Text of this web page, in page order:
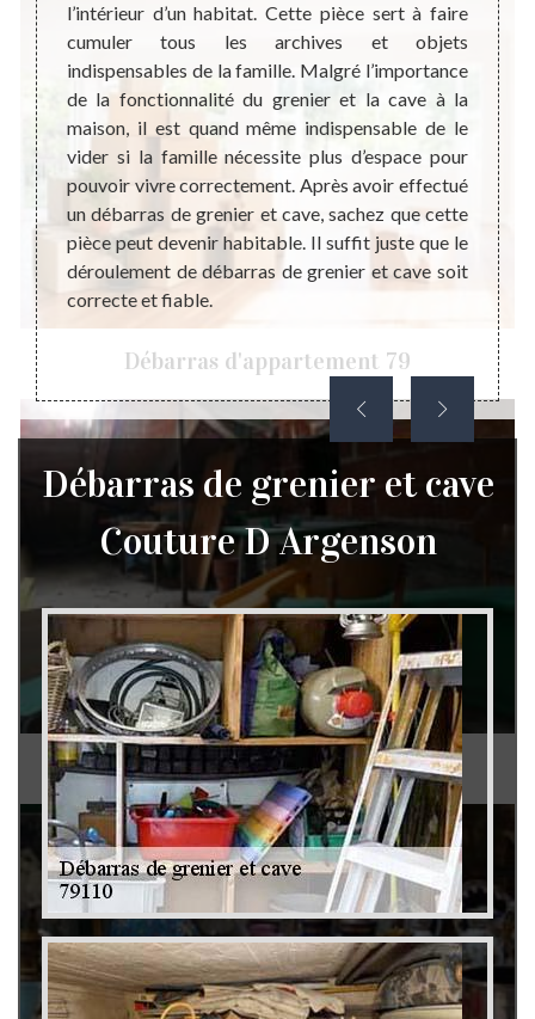
Débarras d'appartement 79
Débarras de grenier et cave 79
une
le
ne
à
un
une
de
une
de
en
de
l’intérieur d’un habitat. Cette pièce sert à faire
cumuler tous les archives et objets
indispensables de la famille. Malgré l’importance
de la fonctionnalité du grenier et la cave à la
maison, il est quand même indispensable de le
vider si la famille nécessite plus d’espace pour
pouvoir vivre correctement. Après avoir effectué
un débarras de grenier et cave, sachez que cette
pièce peut devenir habitable. Il suffit juste que le
déroulement de débarras de grenier et cave soit
correcte et fiable.
qui
de
pas
Débarras de grenier et cave
Couture D Argenson